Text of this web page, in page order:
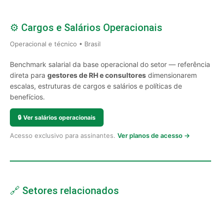
⚙️ Cargos e Salários Operacionais
Operacional e técnico • Brasil
Benchmark salarial da base operacional do setor — referência
direta para gestores de RH e consultores dimensionarem
escalas, estruturas de cargos e salários e políticas de
benefícios.
🔒 Ver salários operacionais
Acesso exclusivo para assinantes. Ver planos de acesso →
🔗 Setores relacionados